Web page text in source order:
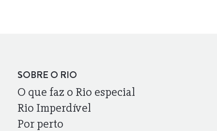
SOBRE O RIO
O que faz o Rio especial
Rio Imperdível
Por perto